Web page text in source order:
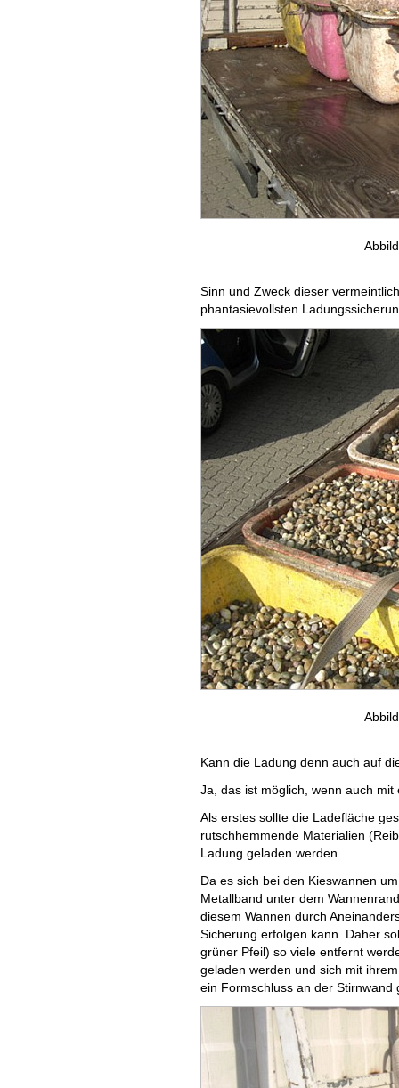
Sinn und Zweck dieser
phantasievollsten
Kann die Ladung denn auch auf
Ja, das ist möglich, wenn auch mit
Als erstes sollte die Ladefläche
rutschhemmende Materialien
Ladung geladen werden.
Da es sich bei den Kieswannen
Metallband unter dem
diesem Wannen durch
Sicherung erfolgen kann. Daher
grüner Pfeil) so viele entfernt
geladen werden und sich mit
ein Formschluss an der Stirnwand